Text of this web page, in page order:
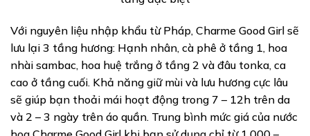
Với nguyên liệu nhập khẩu từ Pháp, Charme Good Girl sẽ
lưu lại 3 tầng hương: Hạnh nhân, cà phê ở tầng 1, hoa
nhài sambac, hoa huệ trắng ở tầng 2 và đâu tonka, ca
cao ở tầng cuối. Khả năng giữ mùi và lưu hương cực lâu
sẽ giúp bạn thoải mái hoạt động trong 7 – 12h trên da
và 2 – 3 ngày trên áo quần. Trung bình mức giá của nước